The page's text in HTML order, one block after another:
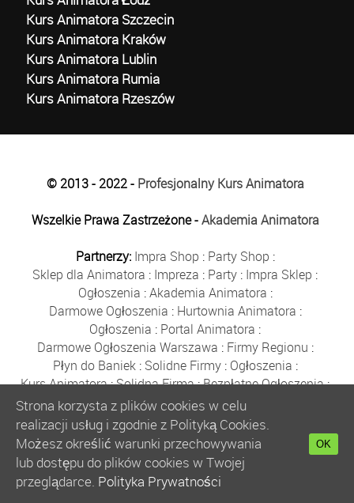
Kurs Animatora Szczecin
Kurs Animatora Kraków
Kurs Animatora Lublin
Kurs Animatora Rumia
Kurs Animatora Rzeszów
© 2013 - 2022 - Profesjonalny Kurs Animatora
Wszelkie Prawa Zastrzeżone -Akademia Animatora
Partnerzy: Impra Shop : Party Shop :
Sklep dla Animatora : Impreza : Party : Impra Sklep :
Ogłoszenia :Akademia Animatora :
Darmowe Ogłoszenia : Hurtownia Animatora :
Ogłoszenia : Portal Animatora :
Darmowe Ogłoszenia Warszawa : Firmy Regionu :
Płyn do Baniek: Solidne Firmy: Ogłoszenia :
Kurs Animatora:Solidna Firma:Bezpłatne Ogłoszenia:
Animator Czasu Wolnego:
Bezpłatne Ogłoszenia Warszawa:sklep animatora
Bańki Mydlane:Bezpłatne Ogłoszenia
Szkolenie Animatorów:Kurs Animatora
:
Kurs Animatora Warszawa :Rumia
Kurs Animatora Poznań:
Strona korzysta z plików cookies w celu
realizacji usług i zgodnie z Polityką Cookies.
Możesz określić warunki przechowywania
lub dostępu do plików cookies w Twojej
przeglądarce. Polityka Prywatności
OK